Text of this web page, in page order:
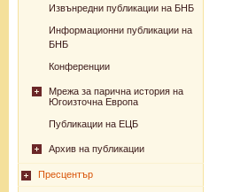
Извънредни публикации на БНБ
Информационни публикации на
БНБ
Конференции
Мрежа за парична история на
Югоизточна Европа
Публикации на ЕЦБ
Архив на публикации
Пресцентър